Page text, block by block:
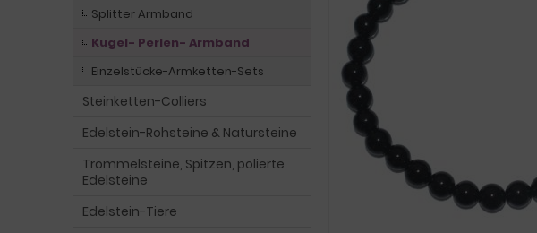
Splitter Armband
Kugel- Perlen- Armband
Einzelstücke-Armketten-Sets
Steinketten-Colliers
Edelstein-Rohsteine & Natursteine
Trommelsteine, Spitzen, polierte
Edelsteine
Edelstein-Tiere